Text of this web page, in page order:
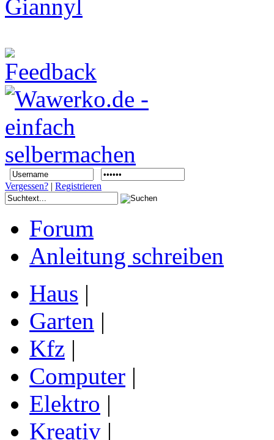
Vergessen? | Registrieren
Forum
Anleitung schreiben
Haus |
Garten |
Kfz |
Computer |
Elektro |
Kreativ |